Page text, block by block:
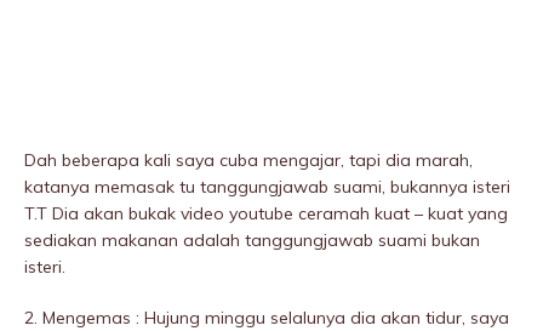
Dah beberapa kali saya cuba mengajar, tapi dia marah,
katanya memasak tu tanggungjawab suami, bukannya isteri
T.T Dia akan bukak video youtube ceramah kuat – kuat yang
sediakan makanan adalah tanggungjawab suami bukan
isteri.
2. Mengemas : Hujung minggu selalunya dia akan tidur, saya